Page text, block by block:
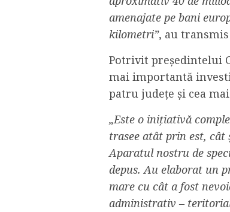
amenajate pe bani
kilometri”, au
Potrivit președintelui
mai importantă
patru județe și cea
„Este o inițiativă
trasee atât prin est,
Aparatul nostru de
depus. Au elaborat un
mare cu cât a fost
administrativ –